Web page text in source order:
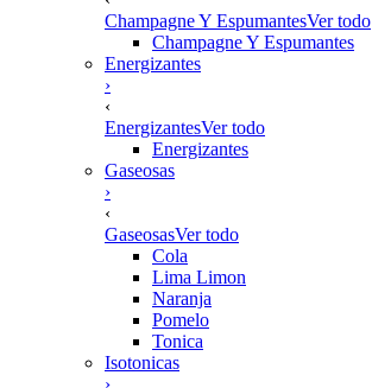
Champagne Y EspumantesVer todo
Champagne Y Espumantes
Energizantes
›
‹
EnergizantesVer todo
Energizantes
Gaseosas
›
‹
GaseosasVer todo
Cola
Lima Limon
Naranja
Pomelo
Tonica
Isotonicas
›